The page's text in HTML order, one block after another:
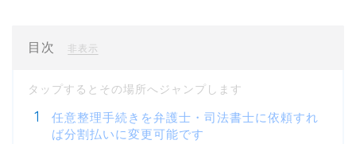
目次 非表示
任意整理手続きを弁護士・司法書士に依頼すれ
ば分割払いに変更可能です